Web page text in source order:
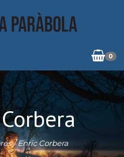
0
/ Enric Corbera